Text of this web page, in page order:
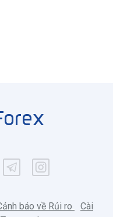
báo về Rủi ro
Cài